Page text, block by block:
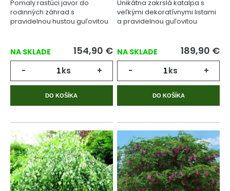
Pomaly rastúci javor do
rodinných záhrad s
pravidelnou hustou guľovitou
NA SKLADE 154,90 €
- ks +
DO KOŠÍKA
Unikátna zakrslá katalpa s
veľkými dekoratívnymi listami
a pravidelnou guľovitou
NA SKLADE 189,90 €
- ks +
DO KOŠÍKA